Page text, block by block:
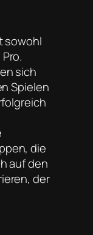
sowohl
sich
Spielen
die
auf den
der